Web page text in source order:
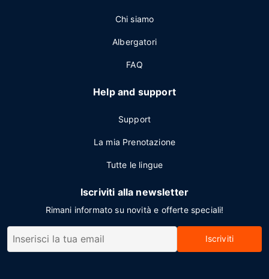
Chi siamo
Albergatori
FAQ
Help and support
Support
La mia Prenotazione
Tutte le lingue
Iscriviti alla newsletter
Rimani informato su novità e offerte speciali!
Iscriviti